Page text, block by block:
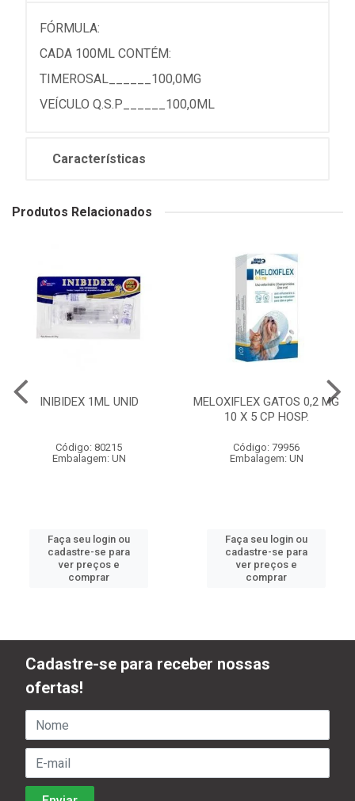
FÓRMULA:
CADA 100ML CONTÉM:
TIMEROSAL______100,0MG
VEÍCULO Q.S.P______100,0ML
Características
Produtos Relacionados
INIBIDEX 1ML UNID
Código: 80215
Embalagem: UN
Faça seu login ou
cadastre-se para
ver preços e
comprar
MELOXIFLEX GATOS 0,2 MG
10 X 5 CP HOSP.
Código: 79956
Embalagem: UN
Faça seu login ou
cadastre-se para
ver preços e
comprar
Cadastre-se para receber nossas
ofertas!